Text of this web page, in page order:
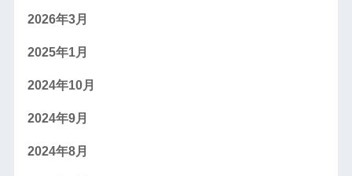
2026年3月
2025年1月
2024年10月
2024年9月
2024年8月